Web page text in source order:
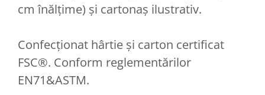
cm înălțime) și cartonaș ilustrativ.
Confecționat hârtie și carton certificat
FSC®. Conform reglementărilor
EN71&ASTM.